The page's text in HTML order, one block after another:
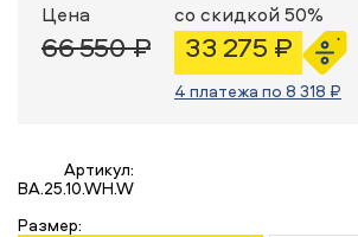
Цена
66 550 ₽
со скидкой 50%
33 275 ₽
4 платежа по 8 318 ₽
Артикул:
BA.25.10.WH.W
Размер: